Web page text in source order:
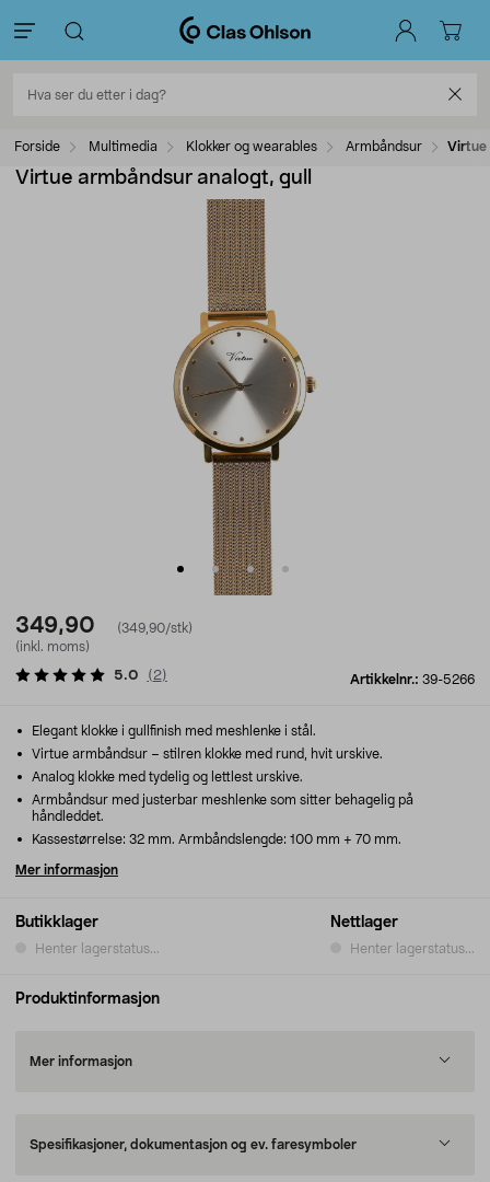
Forside Multimedia Klokker og wearables Armbåndsur Virtue
Virtue armbåndsur analogt, gull
349,90
(349,90/stk)
(inkl. moms)
Artikkelnr.: 39-5266
5.0 ( 2)
Butikklager
Henter lagerstatus...
Nettlager
Henter lagerstatus...
Elegant klokke i gullfinish med meshlenke i stål.
Virtue armbåndsur – stilren klokke med rund, hvit urskive.
Analog klokke med tydelig og lettlest urskive.
Armbåndsur med justerbar meshlenke som sitter behagelig på
håndleddet.
Kassestørrelse: 32 mm. Armbåndslengde: 100 mm + 70 mm.
Mer informasjon
Produktinformasjon
Mer informasjon
Spesifikasjoner, dokumentasjon og ev. faresymboler